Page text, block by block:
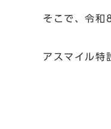
そこで、令和
アスマイル特